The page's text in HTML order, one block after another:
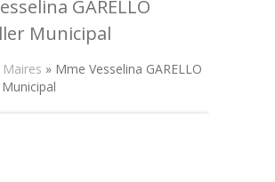
GARELLO
Municipal
Maires » Mme Vesselina GARELLO